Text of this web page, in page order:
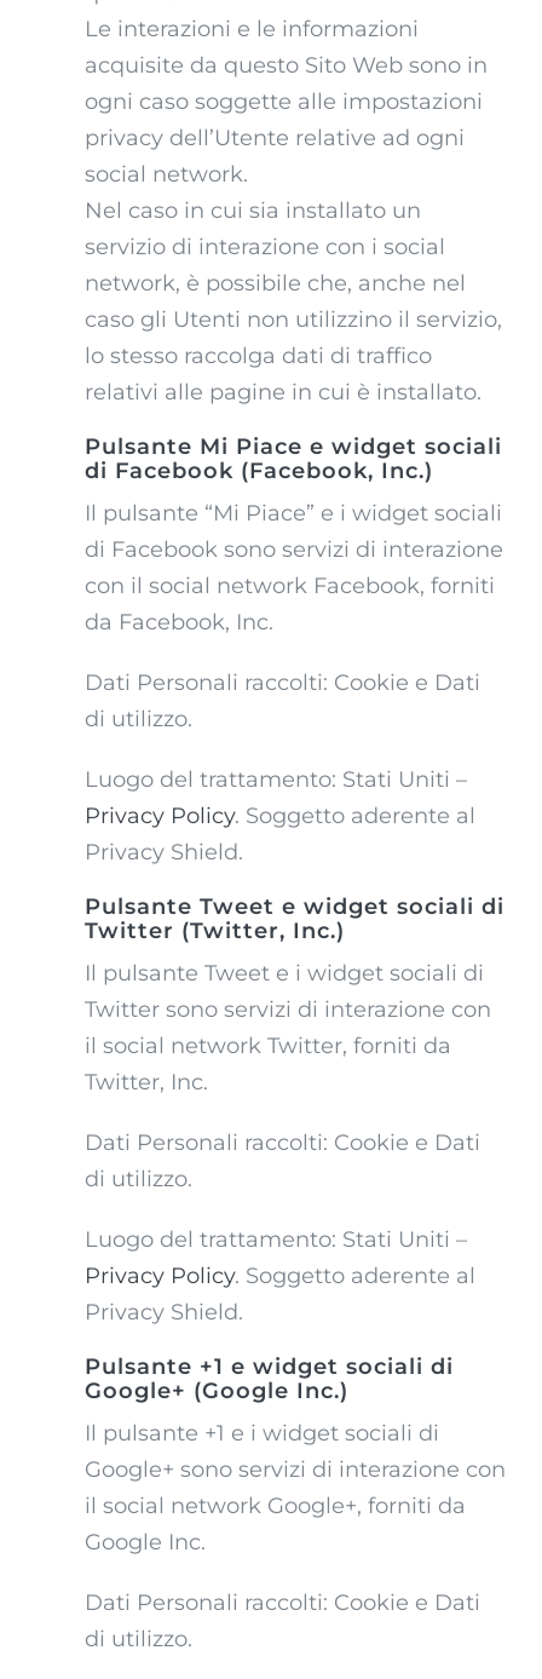
Le interazioni e le informazioni
acquisite da questo Sito Web sono in
ogni caso soggette alle impostazioni
privacy dell’Utente relative ad ogni
social network.
Nel caso in cui sia installato un
servizio di interazione con i social
network, è possibile che, anche nel
caso gli Utenti non utilizzino il servizio,
lo stesso raccolga dati di traffico
relativi alle pagine in cui è installato.
Pulsante Mi Piace e widget sociali
di Facebook (Facebook, Inc.)
Il pulsante “Mi Piace” e i widget sociali
di Facebook sono servizi di interazione
con il social network Facebook, forniti
da Facebook, Inc.
Dati Personali raccolti: Cookie e Dati
di utilizzo.
Luogo del trattamento: Stati Uniti –
Privacy Policy. Soggetto aderente al
Privacy Shield.
Pulsante Tweet e widget sociali di
Twitter (Twitter, Inc.)
Il pulsante Tweet e i widget sociali di
Twitter sono servizi di interazione con
il social network Twitter, forniti da
Twitter, Inc.
Dati Personali raccolti: Cookie e Dati
di utilizzo.
Luogo del trattamento: Stati Uniti –
Privacy Policy. Soggetto aderente al
Privacy Shield.
Pulsante +1 e widget sociali di
Google+ (Google Inc.)
Il pulsante +1 e i widget sociali di
Google+ sono servizi di interazione con
il social network Google+, forniti da
Google Inc.
Dati Personali raccolti: Cookie e Dati
di utilizzo.